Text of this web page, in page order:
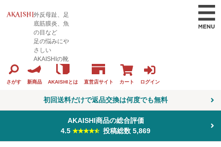
外反母趾、足
底筋膜炎、魚
の目など
足の悩みにや
さしい
AKAISHIの靴
さがす 新商品 AKAISHIとは 直営店サイト カート ログイン
初回送料だけで返品交換は何度でも無料
AKAISHI商品の総合評価
4.5
投稿総数 5,869